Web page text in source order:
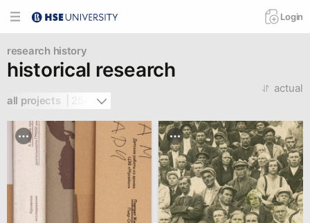
Login
research history
historical research
all projects  | 254
actual